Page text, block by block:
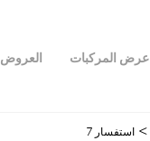
عرض المركبات العروض
> استفسار 7